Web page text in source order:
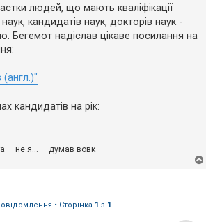
людей, що мають кваліфікації
наук, кандидатів наук, докторів наук -
Бегемот надіслав цікаве посилання на
(англ.)"
кандидатів на рік:
— не я... — думав вовк
• Сторінка 1 з 1